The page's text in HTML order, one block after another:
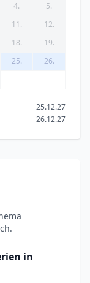
4.
5.
11.
12.
18.
19.
25.
26.
25.12.27
26.12.27
in